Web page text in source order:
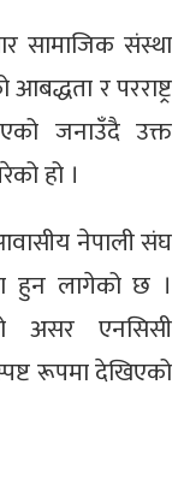
सामाजिक संस्था
र परराष्ट्र
जनाउँदै उक्त
हो ।
नेपाली संघ
हुन लागेको छ ।
असर एनसिसी
रूपमा देखिएको